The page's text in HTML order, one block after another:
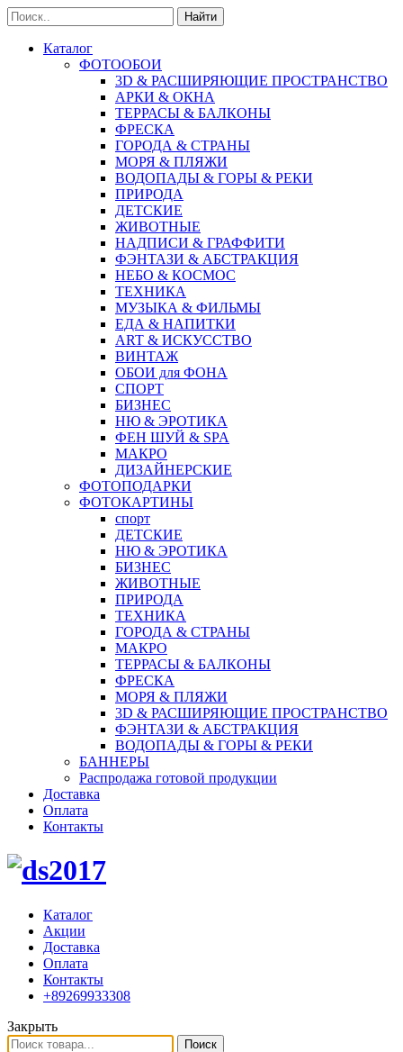
Найти
Каталог
ФОТООБОИ
3D & РАСШИРЯЮЩИЕ ПРОСТРАНСТВО
АРКИ & ОКНА
ТЕРРАСЫ & БАЛКОНЫ
ФРЕСКА
ГОРОДА & СТРАНЫ
МОРЯ & ПЛЯЖИ
ВОДОПАДЫ & ГОРЫ & РЕКИ
ПРИРОДА
ДЕТСКИЕ
ЖИВОТНЫЕ
НАДПИСИ & ГРАФФИТИ
ФЭНТАЗИ & АБСТРАКЦИЯ
НЕБО & КОСМОС
ТЕХНИКА
МУЗЫКА & ФИЛЬМЫ
ЕДА & НАПИТКИ
ART & ИСКУССТВО
ВИНТАЖ
ОБОИ для ФОНА
СПОРТ
БИЗНЕС
НЮ & ЭРОТИКА
ФЕН ШУЙ & SPA
МАКРО
ДИЗАЙНЕРСКИЕ
ФОТОПОДАРКИ
ФОТОКАРТИНЫ
спорт
ДЕТСКИЕ
НЮ & ЭРОТИКА
БИЗНЕС
ЖИВОТНЫЕ
ПРИРОДА
ТЕХНИКА
ГОРОДА & СТРАНЫ
МАКРО
ТЕРРАСЫ & БАЛКОНЫ
ФРЕСКА
МОРЯ & ПЛЯЖИ
3D & РАСШИРЯЮЩИЕ ПРОСТРАНСТВО
ФЭНТАЗИ & АБСТРАКЦИЯ
ВОДОПАДЫ & ГОРЫ & РЕКИ
БАННЕРЫ
Распродажа готовой продукции
Доставка
Оплата
Контакты
Каталог
Акции
Доставка
Оплата
Контакты
+89269933308
Закрыть
Поиск